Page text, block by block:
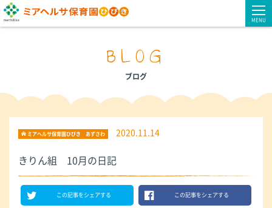
MENU
BLOG
ブログ
ミアヘルサ保育園ひびき あずさわ 2020.11.14
きりん組 10月の日記
この記事をシェアする この記事をシェアする